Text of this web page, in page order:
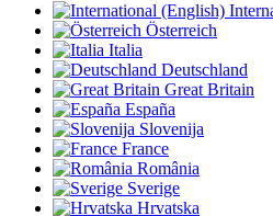
Österreich
Italia
Deutschland
Great Britain
España
Slovenija
France
România
Sverige
Hrvatska